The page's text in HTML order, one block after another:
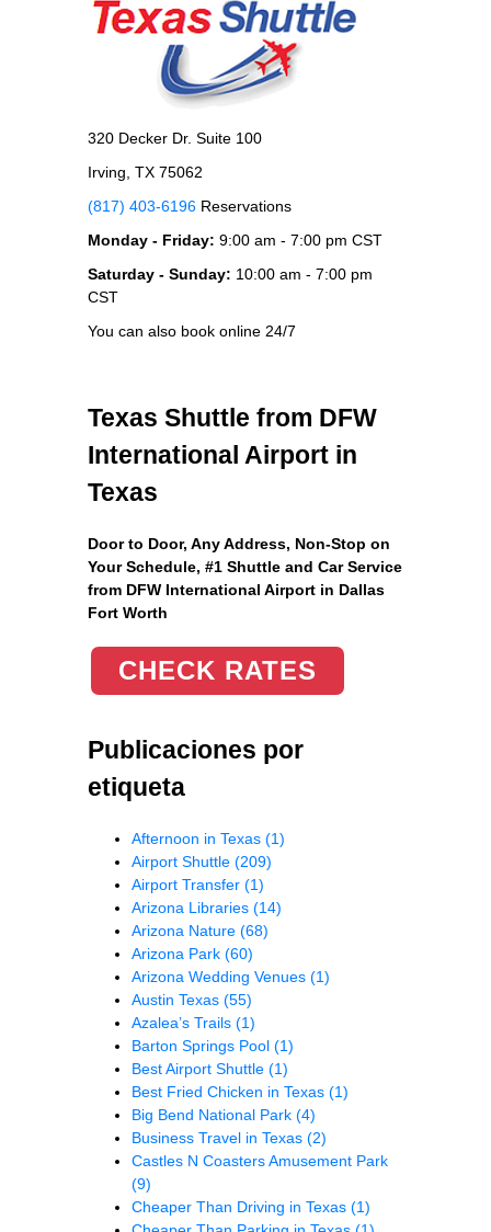
320 Decker Dr. Suite 100
Irving, TX 75062
(817) 403-6196 Reservations
Monday - Friday: 9:00 am - 7:00 pm CST
Saturday - Sunday: 10:00 am - 7:00 pm
CST
You can also book online 24/7
Texas Shuttle from DFW
International Airport in
Texas
Door to Door, Any Address, Non-Stop on
Your Schedule, #1 Shuttle and Car Service
from DFW International Airport in Dallas
Fort Worth
CHECK RATES
Publicaciones por
etiqueta
Afternoon in Texas (1)
Airport Shuttle (209)
Airport Transfer (1)
Arizona Libraries (14)
Arizona Nature (68)
Arizona Park (60)
Arizona Wedding Venues (1)
Austin Texas (55)
Azalea’s Trails (1)
Barton Springs Pool (1)
Best Airport Shuttle (1)
Best Fried Chicken in Texas (1)
Big Bend National Park (4)
Business Travel in Texas (2)
Castles N Coasters Amusement Park
(9)
Cheaper Than Driving in Texas (1)